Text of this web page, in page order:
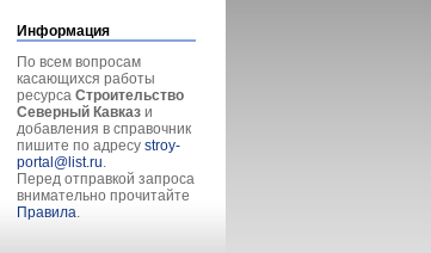
Информация
По всем вопросам
касающихся работы
ресурса Строительство
Северный Кавказ и
добавления в справочник
пишите по адресу stroy-
portal@list.ru.
Перед отправкой запроса
внимательно прочитайте
Правила.